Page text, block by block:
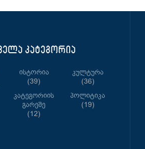
კატეგორია
Ისტორია
(39)
Კატეგორიის
Გარეშე
(12)
Კულტურა
(36)
Პოლიტიკა
(19)